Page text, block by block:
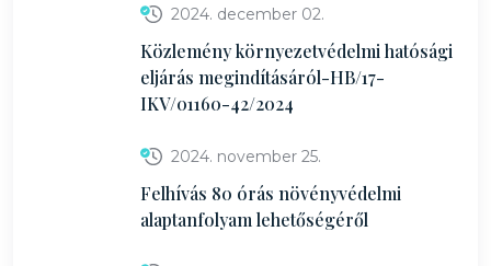
2024. december 02.
Közlemény környezetvédelmi hatósági
eljárás megindításáról-HB/17-
IKV/01160-42/2024
2024. november 25.
Felhívás 80 órás növényvédelmi
alaptanfolyam lehetőségéről